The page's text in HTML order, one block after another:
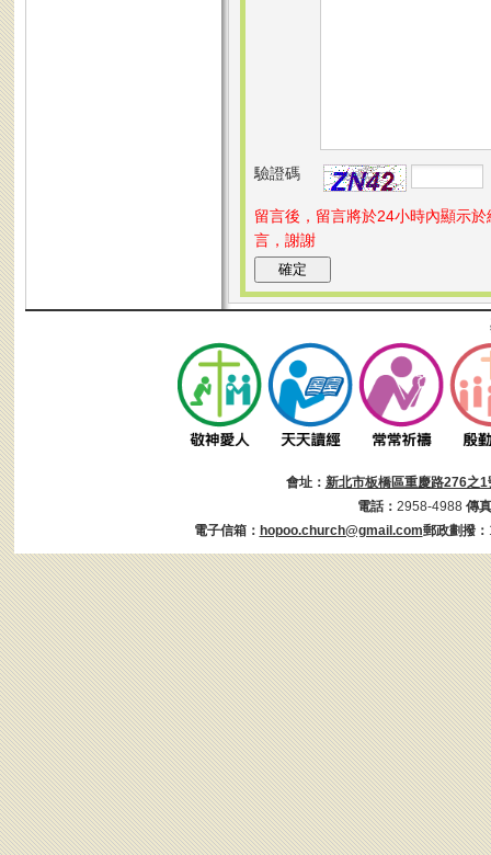
驗證碼
留言後，留言將於24小時內顯示
言，謝謝
會址： 新北市板橋區重慶路276之1
電話： 2958-4988 傳
電子信箱： hopoo.church@gmail.com郵政劃撥：